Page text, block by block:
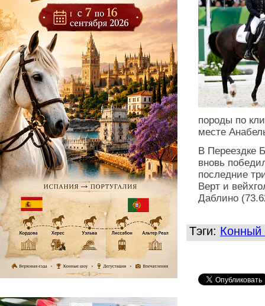
породы по
месте
В Переездке
вновь
последние
Верт и
Даблино
Тэги: Конный